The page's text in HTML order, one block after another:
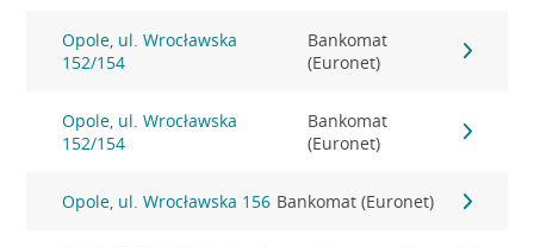
Opole, ul. Wrocławska
152/154
Bankomat
(Euronet)
Opole, ul. Wrocławska
152/154
Bankomat
(Euronet)
Opole, ul. Wrocławska 156 Bankomat (Euronet)